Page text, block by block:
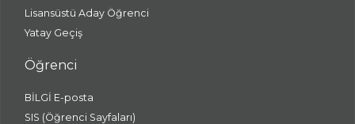
Lisansüstü Aday Öğrenci
Yatay Geçiş
Öğrenci
BİLGİ E-posta
SIS (Öğrenci Sayfaları)